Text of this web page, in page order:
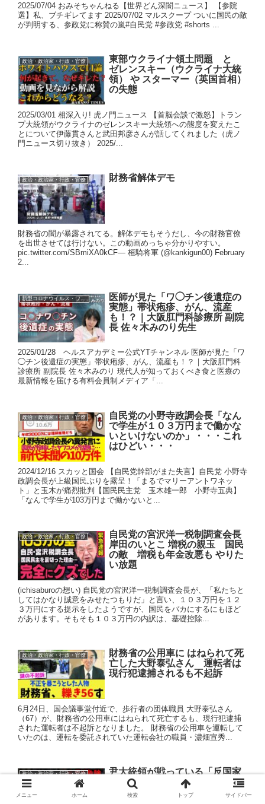
2025/07/04 おみそちゃんねる【世界どん深闇ニュース】 【参院
選】私、ブチギレてます 2025/07/02 マルスクープ ついに国民の敵
が判明する、参政党に称賛の嵐#自民党 #参政党 #shorts ...
政治・政治家・行政・官僚
東部ウクライナ領土問題 と
ゼレンスキー（ウクライナ大統
領） や スターマー（英国首相）
の失態
2025/03/01 相深入り! 虎ノ門ニュース 【首脳会談で激怒】トラン
プ大統領がウクライナのゼレンスキー大統領への態度を変えたこ
とについて伊藤貫さんと武田邦彦さんが話してくれました（虎ノ
門ニュース切り抜き） 2025/...
政治・政治家・行政・官僚 財務省解体デモ
財務省の闇が暴露されてる。解体デモもそうだし、今の財務官僚
を出世させては行けない。この動画めっちゃ分かりやすい。
pic.twitter.com/SBmiXA0kCF— 桓騎将軍 (@kankigun00) February
2...
新型コロナウイルス・ワクチン
医師が見た「ワ◯チン後遺症の
実態」帯状疱疹、がん、流産
も！？｜大阪肛門科診療所 副院
長 佐々木みのり先生
2025/01/28 ヘルスアカデミー公式YTチャンネル 医師が見た「ワ
◯チン後遺症の実態」帯状疱疹、がん、流産も！？｜大阪肛門科
診療所 副院長 佐々木みのり 現代人が知っておくべき食と医療の
最新情報を届ける有料会員制メディア「...
政治・政治家・行政・官僚
自民党の小野寺政調会長「なん
で学生が１０３万円まで働かな
いといけないのか」・・・これ
はひどい・・・
2024/12/16 スカッと国会 【自民党幹部がまた失言】自民党 小野寺
政調会長が上級国民ぶりを露呈！「まるでマリーアントワネッ
ト」と玉木が痛烈批判【国民民主党 玉木雄一郎 小野寺五典】
「なんで学生が103万円まで働かないと...
政治・政治家・行政・官僚
自民党の宮沢洋一税制調査会長
岸田のいとこ 増税の親玉 国民
の敵 増税も年金改悪も やりた
い放題
(ichisaburoの想い) 自民党の宮沢洋一税制調査会長が、「私たちと
してはかなり誠意をみせたつもりだ」と言い、１０３万円を１２
３万円にする提示をしたようですが、国民をバカにするにもほど
があります。そもそも１０３万円の内訳は、基礎控除...
政治・政治家・行政・官僚
財務省の公用車に はねられて死
亡した大野泰弘さん 運転者は
現行犯逮捕されるも不起訴
6月24日、国会議事堂付近で、歩行者の団体職員 大野泰弘さん
（67）が、財務省の公用車にはねられて死亡するも、現行犯逮捕
された運転者は不起訴となりました。 財務省の公用車を運転して
いたのは、運転を委託されていた運転会社の職員・濃畑宣秀...
政治・政治家・行政・官僚
尹大統領が戦っている「反国家
勢力」の正体 そして 尹錫悦大統
領と韓国社会の危機的状況
メニュー ホーム 検索 トップ サイドバー